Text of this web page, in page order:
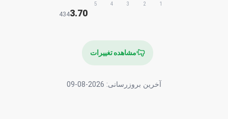
1
2
3
4
5
3.70
434
مشاهده تغییرات
آخرین بروزرسانی: 2026-08-09